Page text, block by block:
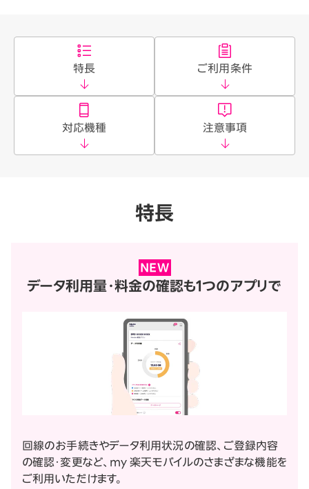
特長 ご利用条件
対応機種 注意事項
特長
NEW
データ利用量・料金の確認も1つのアプリで
回線のお手続きやデータ利用状況の確認、ご登録内容
の確認・変更など、my 楽天モバイルのさまざまな機能を
ご利用いただけます。